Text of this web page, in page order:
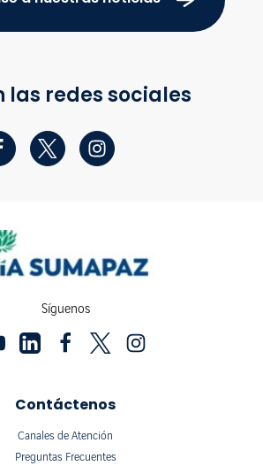
las redes sociales
Síguenos
Contáctenos
Canales de Atención
Preguntas Frecuentes